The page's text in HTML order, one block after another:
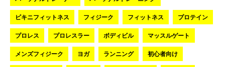
ビキニフィットネス フィジーク フィットネス プロテイン
プロレス プロレスラー ボディビル マッスルゲート
メンズフィジーク ヨガ ランニング 初心者向け